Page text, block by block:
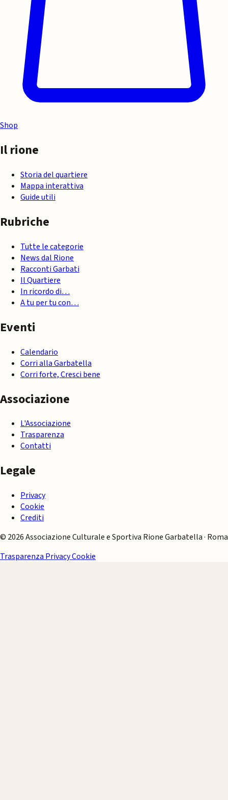
Shop
Il rione
Storia del quartiere
Mappa interattiva
Guide utili
Rubriche
Tutte le categorie
News dal Rione
Racconti Garbati
Il Quartiere
In ricordo di…
A tu per tu con…
Eventi
Calendario
Corri alla Garbatella
Corri forte, Cresci bene
Associazione
L'Associazione
Trasparenza
Contatti
Legale
Privacy
Cookie
Crediti
© 2026 Associazione Culturale e Sportiva Rione Garbatella · Roma
Trasparenza PrivacyCookie